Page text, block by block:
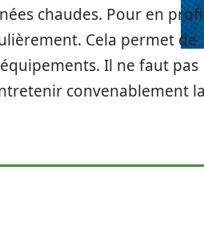
chaudes. Pour en
Cela permet de
Il ne faut pas
convenablement la